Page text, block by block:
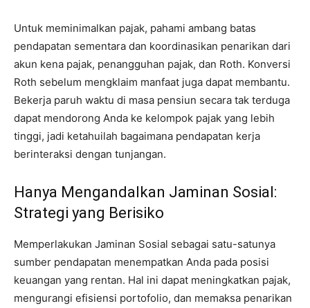
Untuk meminimalkan pajak, pahami ambang batas
pendapatan sementara dan koordinasikan penarikan dari
akun kena pajak, penangguhan pajak, dan Roth. Konversi
Roth sebelum mengklaim manfaat juga dapat membantu.
Bekerja paruh waktu di masa pensiun secara tak terduga
dapat mendorong Anda ke kelompok pajak yang lebih
tinggi, jadi ketahuilah bagaimana pendapatan kerja
berinteraksi dengan tunjangan.
Hanya Mengandalkan Jaminan Sosial:
Strategi yang Berisiko
Memperlakukan Jaminan Sosial sebagai satu-satunya
sumber pendapatan menempatkan Anda pada posisi
keuangan yang rentan. Hal ini dapat meningkatkan pajak,
mengurangi efisiensi portofolio, dan memaksa penarikan